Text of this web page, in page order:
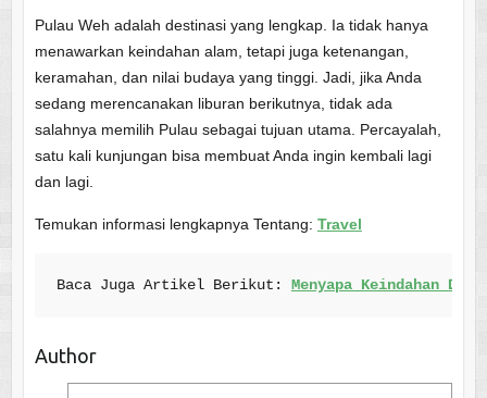
Pulau Weh adalah destinasi yang lengkap. Ia tidak hanya
menawarkan keindahan alam, tetapi juga ketenangan,
keramahan, dan nilai budaya yang tinggi. Jadi, jika Anda
sedang merencanakan liburan berikutnya, tidak ada
salahnya memilih Pulau sebagai tujuan utama. Percayalah,
satu kali kunjungan bisa membuat Anda ingin kembali lagi
dan lagi.
Temukan informasi lengkapnya Tentang: Travel
Baca Juga Artikel Berikut: Menyapa Keindahan
Author